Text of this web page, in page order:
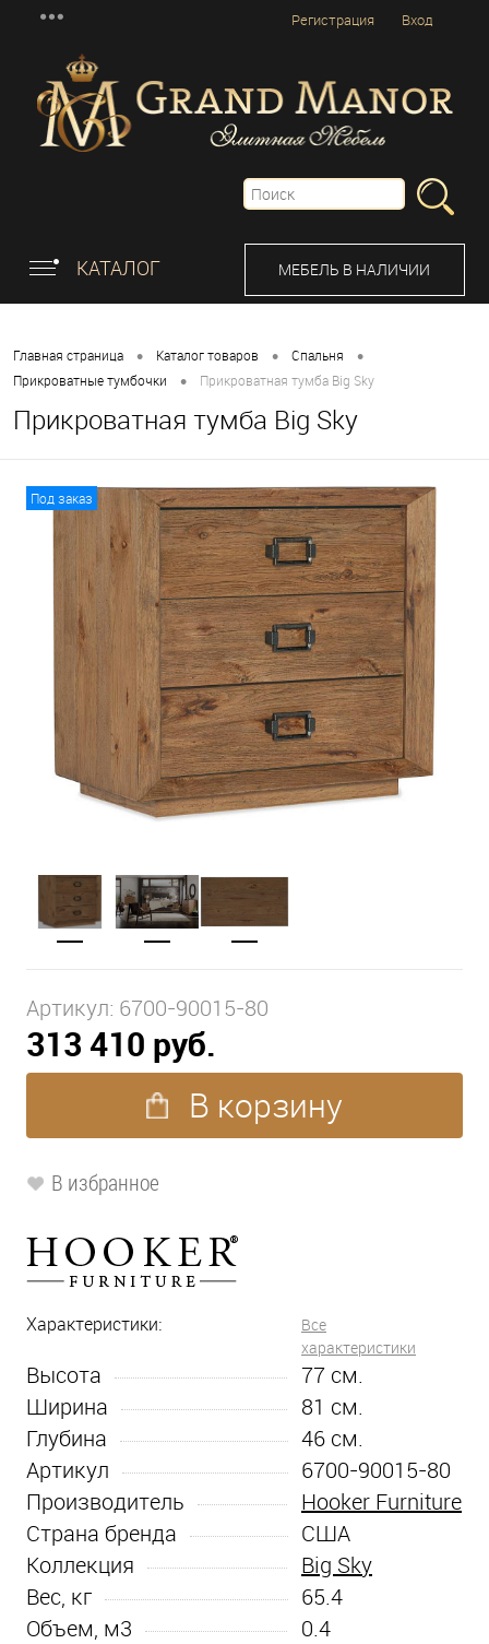
Вход
Регистрация
КАТАЛОГ МЕБЕЛЬ В НАЛИЧИИ
Главная страница • Каталог товаров • Спальня •
Прикроватные тумбочки • Прикроватная тумба Big Sky
Прикроватная тумба Big Sky
Под заказ
Артикул: 6700-90015-80
313 410 руб.
В корзину
В избранное
Характеристики:
Все
характеристики
Высота 77 см.
Ширина
81 см.
Глубина
46 см.
Артикул
6700-90015-80
Производитель
Hooker Furniture
Страна бренда
США
Коллекция
Big Sky
Вес, кг
65.4
Объем, м3
0.4